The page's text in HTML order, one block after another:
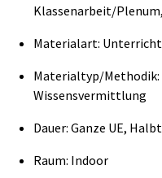
Klassenarbeit/
Materialart:
Materialtyp/
Wissensvermittlung
Dauer: Ganze UE,
Raum: Indoor